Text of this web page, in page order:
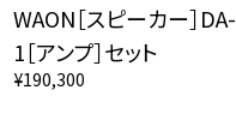
WAON［スピーカー］DA-
1［アンプ］セット
¥190,300